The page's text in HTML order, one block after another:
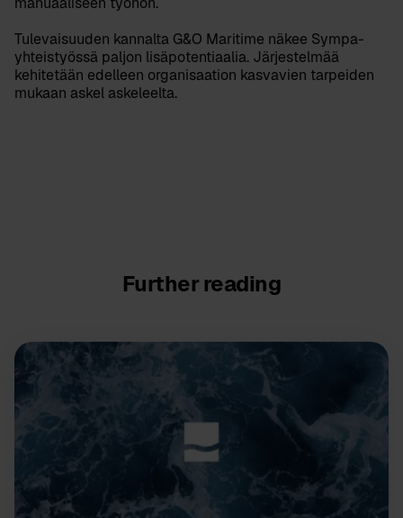
Tulevaisuuden kannalta G&O Maritime näkee Sympa-
yhteistyössä paljon lisäpotentiaalia. Järjestelmää
kehitetään edelleen organisaation kasvavien tarpeiden
mukaan askel askeleelta.
Further reading